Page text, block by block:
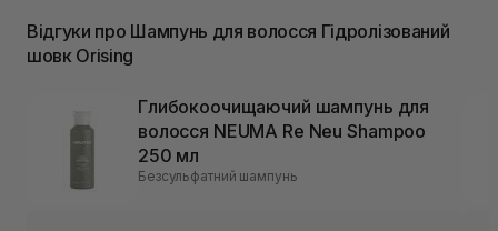
Відгуки про Шампунь для волосся Гідролізований
шовк Orising
Глибокоочищаючий шампунь для
волосся NEUMA Re Neu Shampoo
250 мл
Безсульфатний шампунь